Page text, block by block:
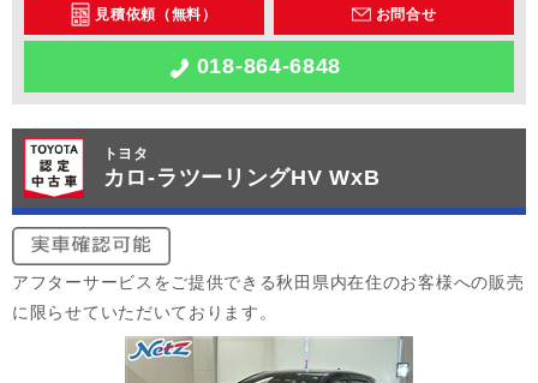
見積依頼（無料） お問合せ
018-864-6848
トヨタ
カロ-ラツーリングHV WxB
アフターサービスをご提供できる秋田県内在住のお客様への販売
に限らせていただいております。